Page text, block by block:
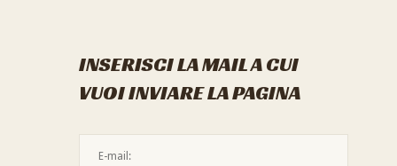
INSERISCI LA MAIL A CUI
VUOI INVIARE LA PAGINA